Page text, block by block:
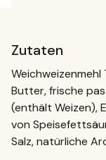
Zutaten
Weichweizenmehl
Butter, frische
(enthält Weizen),
von
Salz, natürliche